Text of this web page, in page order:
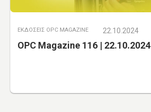
ΕΚΔΟΣΕΙΣ OPC MAGAZINE 22.10.2024
OPC Magazine 116 | 22.10.2024